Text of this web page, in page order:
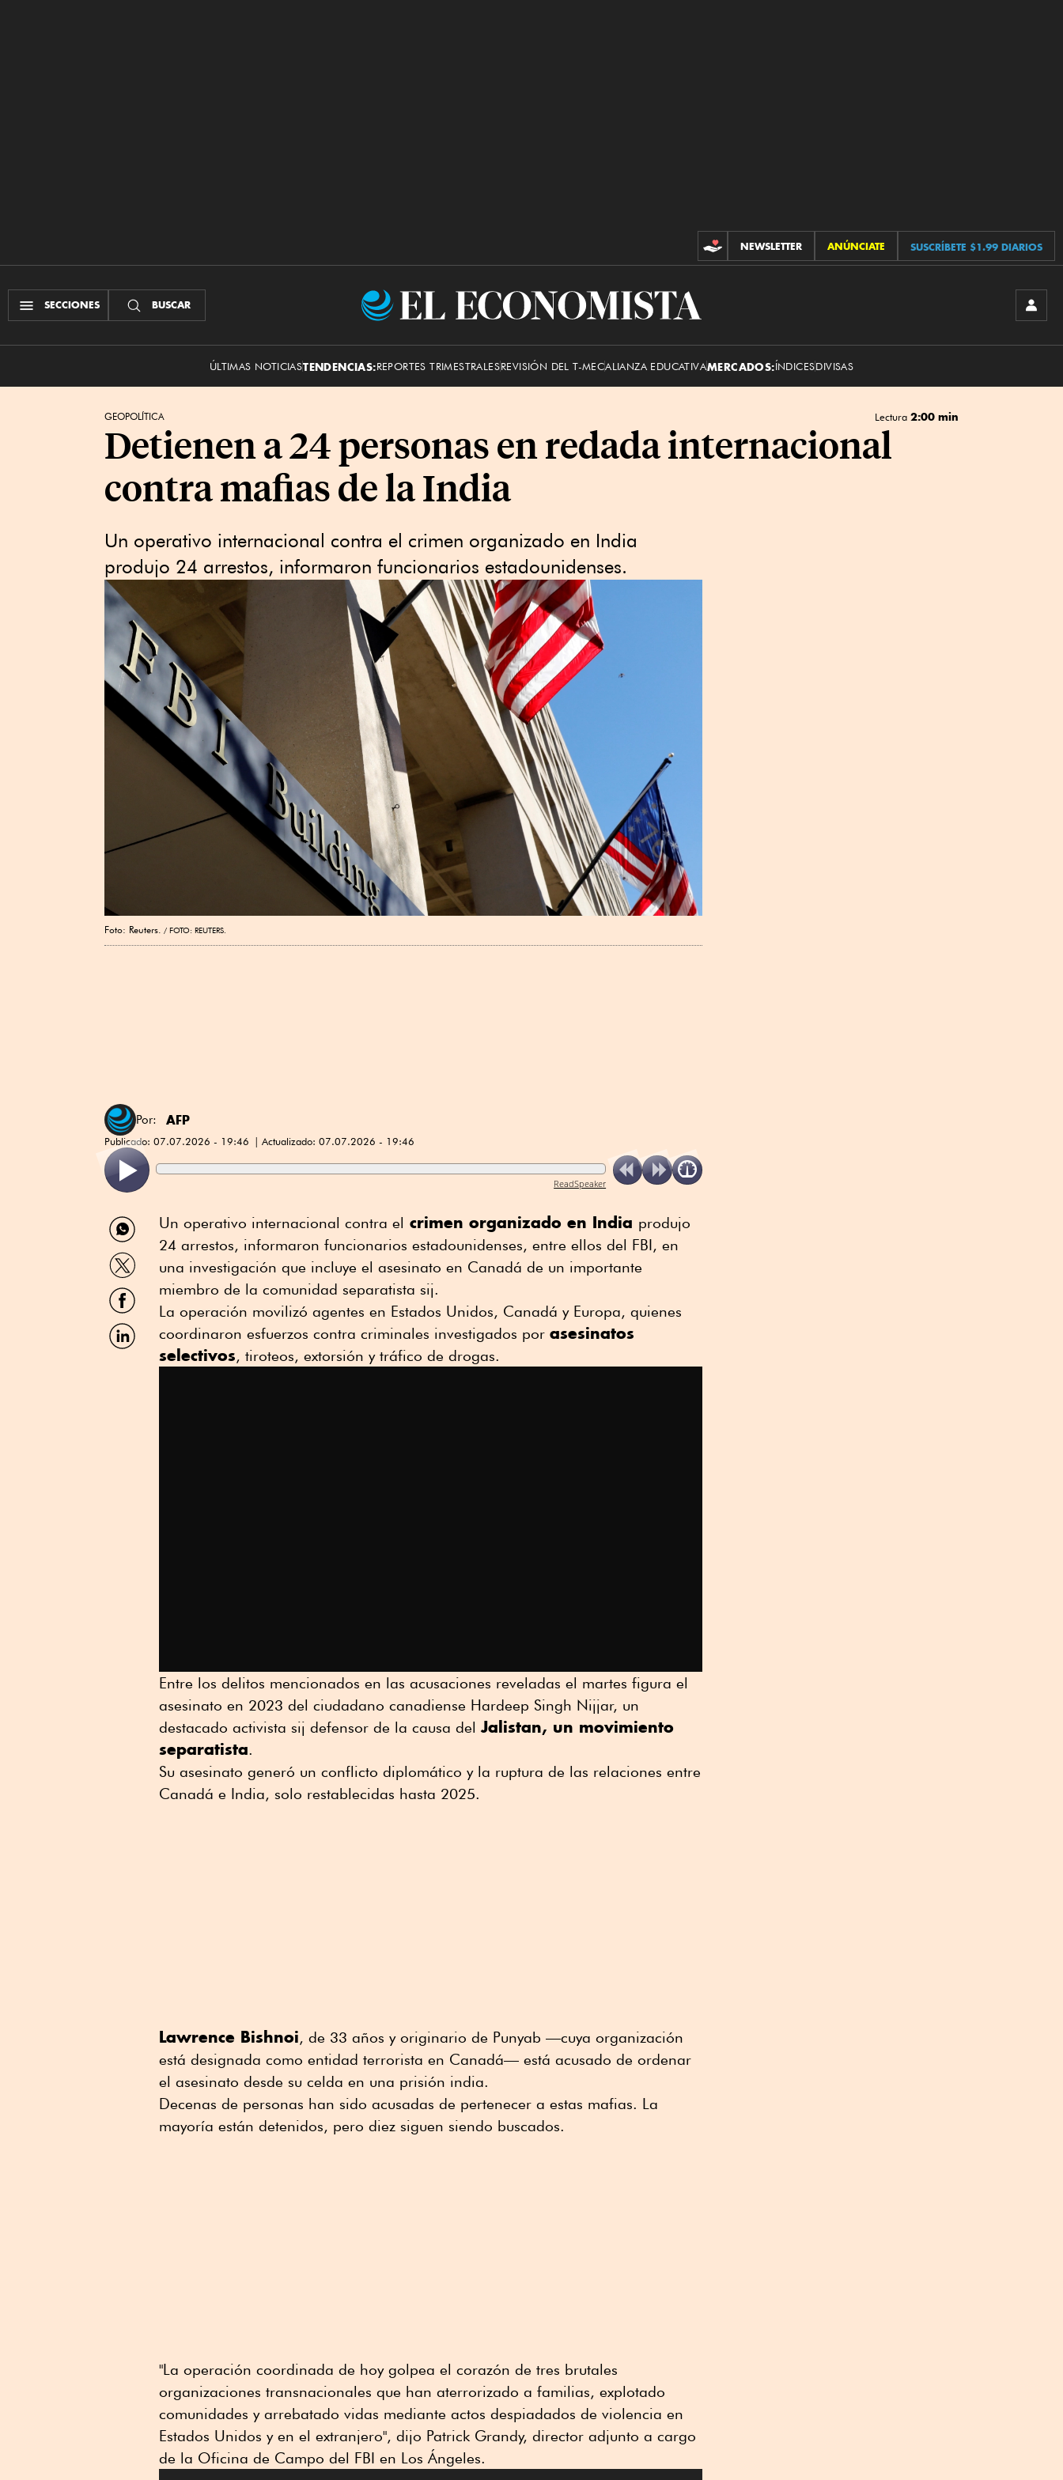
CONTRIBUCIONES
NEWSLETTER ANÚNCIATE SUSCRÍBETE $1.99 DIARIOS
SECCIONES BUSCAR
El
ÚLTIMAS NOTICIASTENDENCIAS:REPORTES TRIMESTRALESREVISIÓN DEL T-MECALIANZA EDUCATIVAMERCADOS:ÍNDICESDIVISAS
GEOPOLÍTICA Lectura 2:00 min
Detienen a 24 personas en redada internacional
contra mafias de la India
Un operativo internacional contra el crimen organizado en India
produjo 24 arrestos, informaron funcionarios estadounidenses.
Foto: Reuters. FOTO: REUTERS.
Por: AFP
Publicado: 07.07.2026 - 19:46 Actualizado: 07.07.2026 - 19:46
ReadSpeaker
Compartir
por
WhatsApp
Compartir
por
Twitter
Compartir
por
Facebook
Compartir
por
Un operativo internacional contra el crimen organizado en India produjo
24 arrestos, informaron funcionarios estadounidenses, entre ellos del FBI, en
una investigación que incluye el asesinato en Canadá de un importante
miembro de la comunidad separatista sij.
La operación movilizó agentes en Estados Unidos, Canadá y Europa, quienes
coordinaron esfuerzos contra criminales investigados por asesinatos
selectivos, tiroteos, extorsión y tráfico de drogas.
Entre los delitos mencionados en las acusaciones reveladas el martes figura el
asesinato en 2023 del ciudadano canadiense Hardeep Singh Nijjar, un
destacado activista sij defensor de la causa del Jalistan, un movimiento
separatista.
Su asesinato generó un conflicto diplomático y la ruptura de las relaciones entre
Canadá e India, solo restablecidas hasta 2025.
Lawrence Bishnoi, de 33 años y originario de Punyab —cuya organización
está designada como entidad terrorista en Canadá— está acusado de ordenar
el asesinato desde su celda en una prisión india.
Decenas de personas han sido acusadas de pertenecer a estas mafias. La
mayoría están detenidos, pero diez siguen siendo buscados.
"La operación coordinada de hoy golpea el corazón de tres brutales
organizaciones transnacionales que han aterrorizado a familias, explotado
comunidades y arrebatado vidas mediante actos despiadados de violencia en
Estados Unidos y en el extranjero", dijo Patrick Grandy, director adjunto a cargo
de la Oficina de Campo del FBI en Los Ángeles.